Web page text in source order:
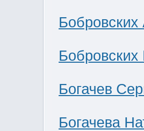
Богачев
Богачева